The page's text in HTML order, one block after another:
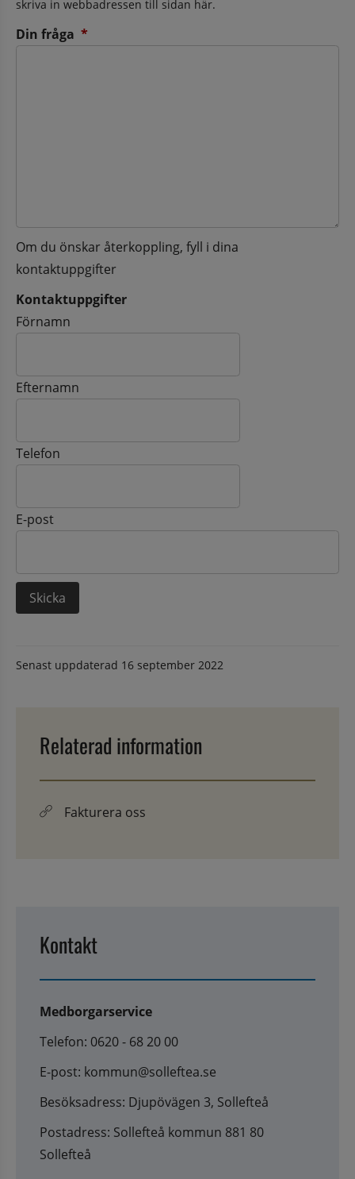
skriva in webbadressen till sidan här.
Din fråga *
Om du önskar återkoppling, fyll i dina
kontaktuppgifter
Kontaktuppgifter
Kontaktuppgifter
Förnamn
Efternamn
Telefon
E-post
Senast uppdaterad 16 september 2022
Relaterad information
Fakturera oss
Kontakt
Medborgarservice
Telefon: 0620 - 68 20 00
E-post: kommun@solleftea.se
Besöksadress: Djupövägen 3, Sollefteå
Postadress: Sollefteå kommun 881 80
Sollefteå